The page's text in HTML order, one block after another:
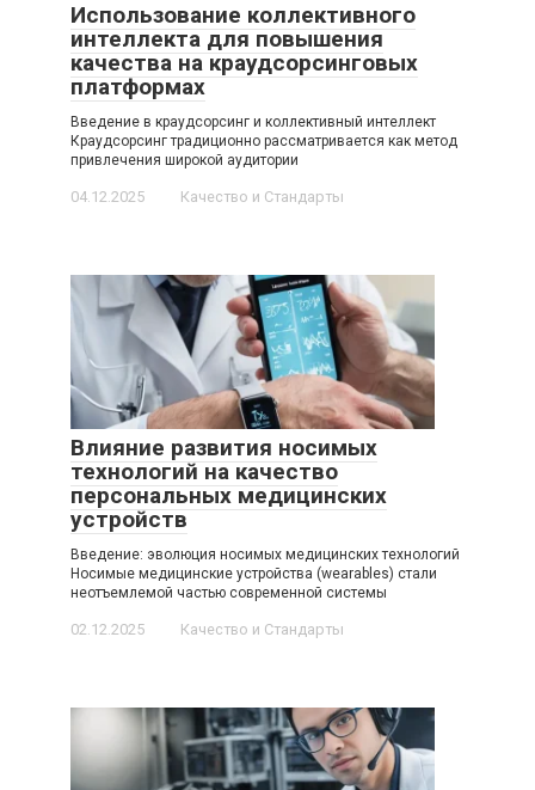
Использование коллективного
интеллекта для повышения
качества на краудсорсинговых
платформах
Введение в краудсорсинг и коллективный интеллект
Краудсорсинг традиционно рассматривается как метод
привлечения широкой аудитории
04.12.2025 Качество и Стандарты
Влияние развития носимых
технологий на качество
персональных медицинских
устройств
Введение: эволюция носимых медицинских технологий
Носимые медицинские устройства (wearables) стали
неотъемлемой частью современной системы
02.12.2025 Качество и Стандарты